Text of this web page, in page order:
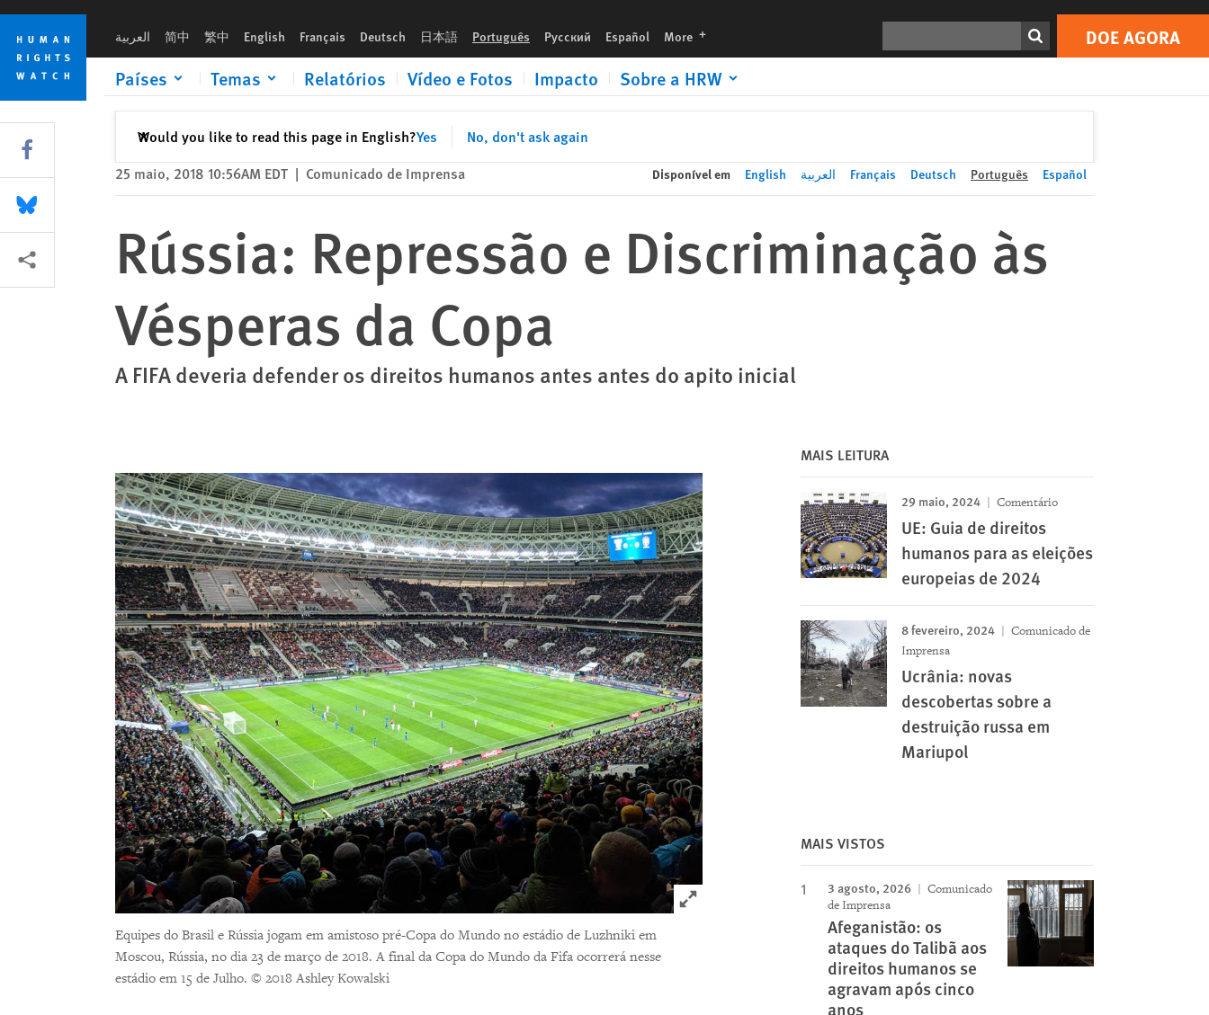
Skip
cookie
privacy
notice
Skip
main
content
العربية 简中 繁中 English Français Deutsch 日本語 Português Русский Español More languages DOE AGORA
Países Temas Relatórios Vídeo e Fotos Impacto Sobre a HRW
Would you like to read this page in English?Yes No, don't ask again
✕Fechar
Print DOE AGORA
25 maio, 2018 10:56AM EDT | Comunicado de Imprensa Disponível em English العربية Français Deutsch Português Español
Rússia: Repressão e Discriminação às
Vésperas da Copa
A FIFA deveria defender os direitos humanos antes antes do apito inicial
Click to expand Image
Equipes do Brasil e Rússia jogam em amistoso pré-Copa do Mundo no estádio de Luzhniki em
Moscou, Rússia, no dia 23 de março de 2018. A final da Copa do Mundo da Fifa ocorrerá nesse
estádio em 15 de Julho. © 2018 Ashley Kowalski
MAIS LEITURA
29 maio, 2024 Comentário
UE: Guia de direitos
humanos para as eleições
europeias de 2024
8 fevereiro, 2024
Comunicado de
Imprensa
Ucrânia: novas
descobertas sobre a
destruição russa em
Mariupol
MAIS VISTOS
3 agosto, 2026
Comunicado
de Imprensa
Afeganistão: os
ataques do Talibã aos
direitos humanos se
agravam após cinco
anos
Share this via Facebook
Share this via Bluesky
Share this via Compartilhar